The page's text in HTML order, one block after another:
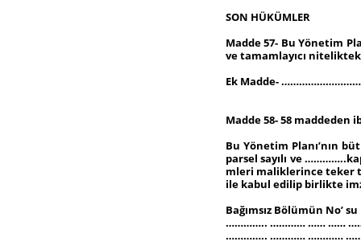
SON HÜKÜMLER
Madde 57- Bu Yönetim
ve tamamlayıcı
Ek Madde- ………………………
Madde 58- 58
Bu Yönetim
parsel sayılı ve
mleri maliklerince teker
ile kabul edilip birlikte
Bağımsız Bölümün No’ su
………….. ………… …… ……
………….. ………… …………